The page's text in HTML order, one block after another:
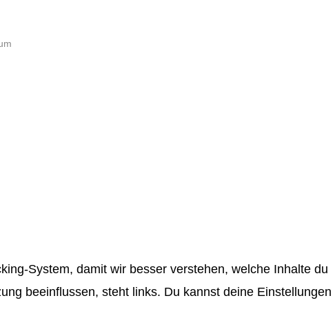
System, damit wir besser verstehen, welche Inhalte du
beeinflussen, steht links. Du kannst deine Einstellungen